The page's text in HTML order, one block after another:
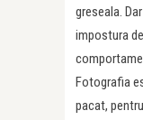
greseala.
impostura
Fotografia
pacat,